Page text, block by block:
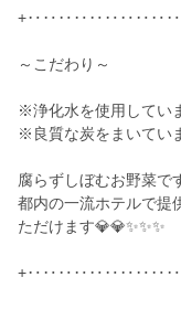
～こだわり～
※浄化水を使用してい
※良質な炭をまいてい
腐らずしぼむお野菜で
都内の一流ホテルで提
ただけます💎💎✨✨✨